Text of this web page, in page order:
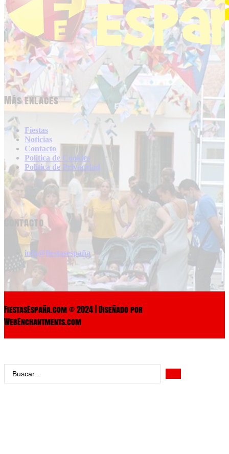
Más enlaces
Fiestas
Noticias
Contacto
Politica de Cookies
Politica de Privacidad
Contacto
info@fiestasespaña
FiestasEspaña.com © 2024 | Diseñado por
WebEnchantments.com